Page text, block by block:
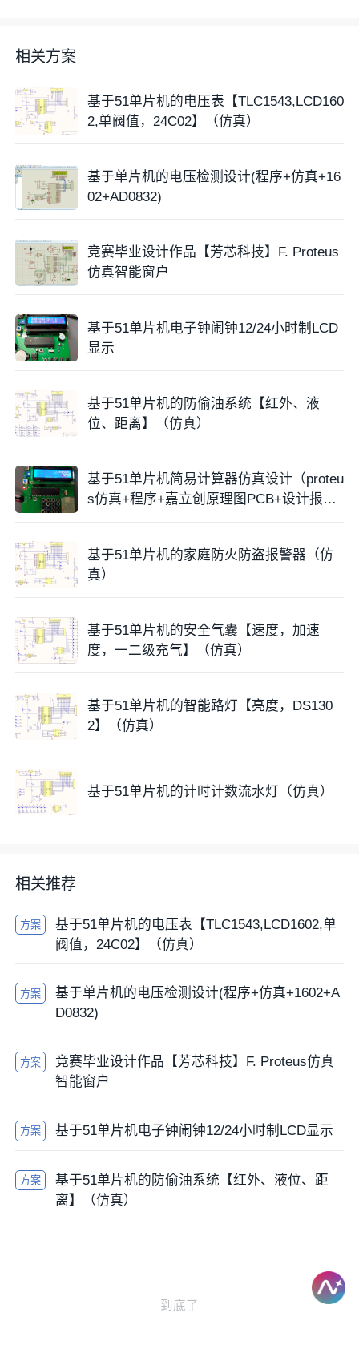
相关方案
基于51单片机的电压表【TLC1543,LCD160
2,单阀值，24C02】（仿真）
基于单片机的电压检测设计(程序+仿真+16
02+AD0832)
竞赛毕业设计作品【芳芯科技】F. Proteus
仿真智能窗户
基于51单片机电子钟闹钟12/24小时制LCD
显示
基于51单片机的防偷油系统【红外、液
位、距离】（仿真）
基于51单片机简易计算器仿真设计（proteu
s仿真+程序+嘉立创原理图PCB+设计报
基于51单片机的家庭防火防盗报警器（仿
真）
基于51单片机的安全气囊【速度，加速
度，一二级充气】（仿真）
基于51单片机的智能路灯【亮度，DS130
2】（仿真）
基于51单片机的计时计数流水灯（仿真）
相关推荐
方案
基于51单片机的电压表【TLC1543,LCD1602,单
阀值，24C02】（仿真）
方案
基于单片机的电压检测设计(程序+仿真+1602+A
D0832)
方案
竞赛毕业设计作品【芳芯科技】F. Proteus仿真
智能窗户
方案 基于51单片机电子钟闹钟12/24小时制LCD显示
方案
基于51单片机的防偷油系统【红外、液位、距
离】（仿真）